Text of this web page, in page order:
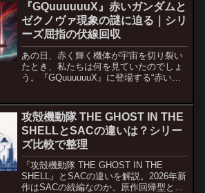
『GQuuuuuuX』赤いガンダムと
ゼクノヴァ現象の謎に迫る｜シリ
ーズ屈指の伏線回収
あの日、赤く輝く機体が宇宙を切り裂い
たとき、私たちは何を見ていたのでしょ
う。『GQuuuuuuX』に登場する“赤いガ
い大胆なギミックですが、その裏には、
シリーズに...
攻殻機動隊 THE GHOST IN THE
SHELLとSACの違いは？シリー
ズ比較で整理
『攻殻機動隊 THE GHOST IN THE
SHELL』とSACの違いを解説。2026年新
作はSACの続編なのか、原作回帰型と社